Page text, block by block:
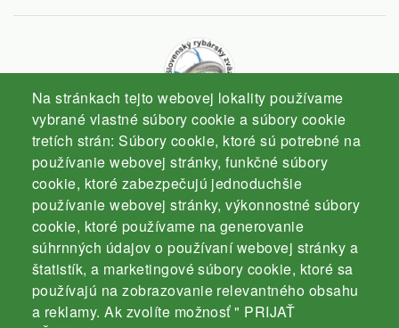
Na stránkach tejto webovej lokality používame
vybrané vlastné súbory cookie a súbory cookie
tretích strán: Súbory cookie, ktoré sú potrebné na
používanie webovej stránky, funkčné súbory
cookie, ktoré zabezpečujú jednoduchšie
používanie webovej stránky, výkonnostné súbory
cookie, ktoré používame na generovanie
súhrnných údajov o používaní webovej stránky a
štatistík, a marketingové súbory cookie, ktoré sa
používajú na zobrazovanie relevantného obsahu
a reklamy. Ak zvolíte možnosť " PRIJAŤ
Kontakt
Slovenský rybársky zväz
Komárno